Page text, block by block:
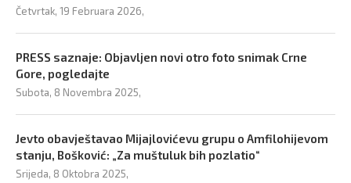
Četvrtak, 19 Februara 2026,
PRESS saznaje: Objavljen novi otro foto snimak Crne
Gore, pogledajte
Subota, 8 Novembra 2025,
Jevto obavještavao Mijajlovićevu grupu o Amfilohijevom
stanju, Bošković: „Za muštuluk bih pozlatio“
Srijeda, 8 Oktobra 2025,